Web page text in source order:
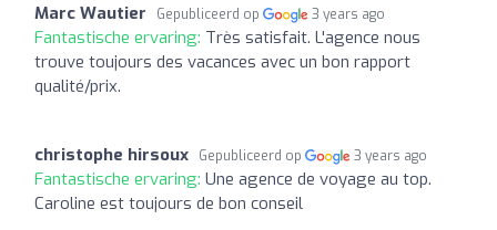
Marc Wautier Gepubliceerd op 3 years ago
Fantastische ervaring: Très satisfait. L'agence nous
trouve toujours des vacances avec un bon rapport
qualité/prix.
christophe hirsoux Gepubliceerd op 3 years ago
Fantastische ervaring: Une agence de voyage au top.
Caroline est toujours de bon conseil